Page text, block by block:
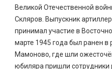
Великой Отечественной
Скляров. Выпускник
принимал участие в
марте 1945 года был ранен
Мамоново, где шли
юбиляра пришли сотрудники